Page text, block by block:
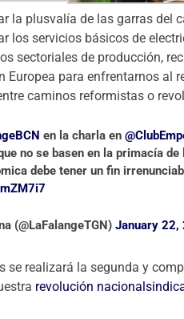
la plusvalía de las garras del
los servicios básicos de
sectoriales de producción,
Europea para enfrentarnos al
caminos reformistas o
en la charla en
no se basen en la primacía
debe tener un fin
(@LaFalangeTGN)January 22,
se realizará la segunda y
revolución